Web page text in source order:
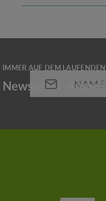
Pflichtfelder.